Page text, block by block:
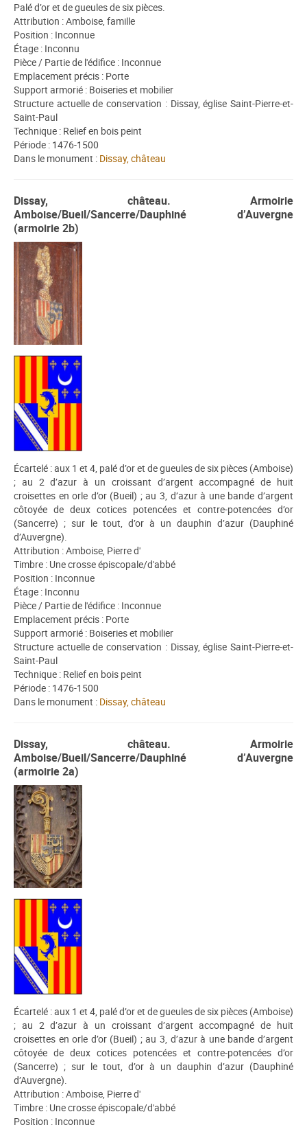
Palé d’or et de gueules de six pièces.
Attribution : Amboise, famille
Position : Inconnue
Étage : Inconnu
Pièce / Partie de l'édifice : Inconnue
Emplacement précis : Porte
Support armorié : Boiseries et mobilier
Structure actuelle de conservation : Dissay, église Saint-Pierre-et-
Saint-Paul
Technique : Relief en bois peint
Période : 1476-1500
Dans le monument : Dissay, château
Dissay, château. Armoirie
Amboise/Bueil/Sancerre/Dauphiné d’Auvergne
(armoirie 2b)
Écartelé : aux 1 et 4, palé d’or et de gueules de six pièces (Amboise)
; au 2 d’azur à un croissant d’argent accompagné de huit
croisettes en orle d’or (Bueil) ; au 3, d’azur à une bande d’argent
côtoyée de deux cotices potencées et contre-potencées d’or
(Sancerre) ; sur le tout, d’or à un dauphin d’azur (Dauphiné
d’Auvergne).
Attribution : Amboise, Pierre d'
Timbre : Une crosse épiscopale/d'abbé
Position : Inconnue
Étage : Inconnu
Pièce / Partie de l'édifice : Inconnue
Emplacement précis : Porte
Support armorié : Boiseries et mobilier
Structure actuelle de conservation : Dissay, église Saint-Pierre-et-
Saint-Paul
Technique : Relief en bois peint
Période : 1476-1500
Dans le monument : Dissay, château
Dissay, château. Armoirie
Amboise/Bueil/Sancerre/Dauphiné d’Auvergne
(armoirie 2a)
Écartelé : aux 1 et 4, palé d’or et de gueules de six pièces (Amboise)
; au 2 d’azur à un croissant d’argent accompagné de huit
croisettes en orle d’or (Bueil) ; au 3, d’azur à une bande d’argent
côtoyée de deux cotices potencées et contre-potencées d’or
(Sancerre) ; sur le tout, d’or à un dauphin d’azur (Dauphiné
d’Auvergne).
Attribution : Amboise, Pierre d'
Timbre : Une crosse épiscopale/d'abbé
Position : Inconnue